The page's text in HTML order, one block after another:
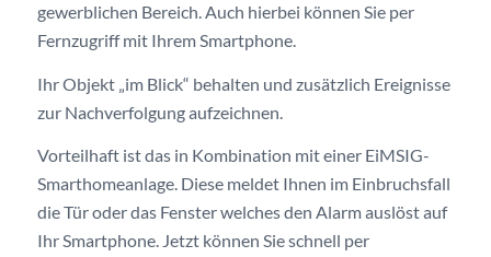
gewerblichen Bereich. Auch hierbei können Sie per
Fernzugriff mit Ihrem Smartphone.
Ihr Objekt „im Blick“ behalten und zusätzlich Ereignisse
zur Nachverfolgung aufzeichnen.
Vorteilhaft ist das in Kombination mit einer EiMSIG-
Smarthomeanlage. Diese meldet Ihnen im Einbruchsfall
die Tür oder das Fenster welches den Alarm auslöst auf
Ihr Smartphone. Jetzt können Sie schnell per